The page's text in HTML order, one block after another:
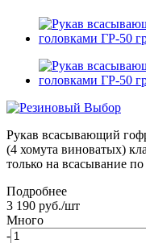
Рукав всасывающий
(4 хомута виноватых)
только на всасывание
Подробнее
3 190 руб./шт
Много
-